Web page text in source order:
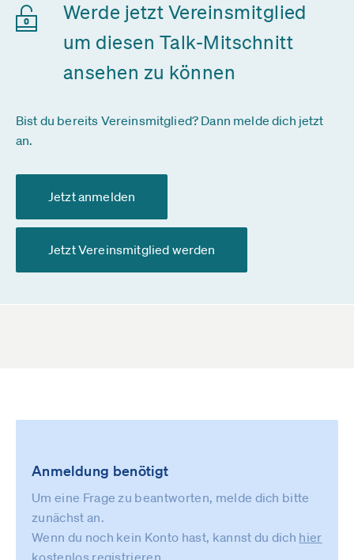
Werde jetzt Vereinsmitglied
um diesen Talk-Mitschnitt
ansehen zu können
Bist du bereits Vereinsmitglied? Dann melde dich jetzt
an.
Jetzt anmelden
Jetzt Vereinsmitglied werden
Anmeldung benötigt
Um eine Frage zu beantworten, melde dich bitte
zunächst an.
Wenn du noch kein Konto hast, kannst du dich hier
kostenlos registrieren